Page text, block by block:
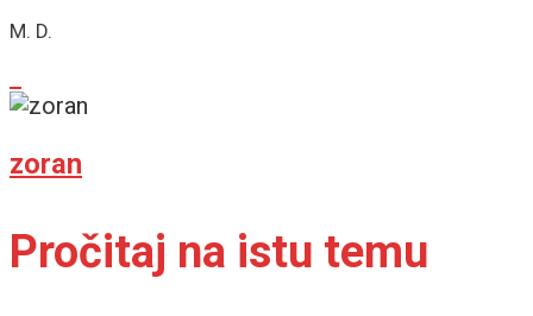
M. D.
zoran
Pročitaj na istu temu